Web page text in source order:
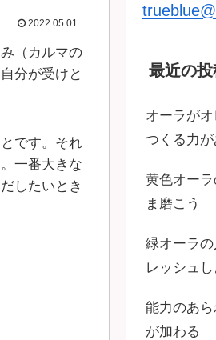
2022.05.01
（カルマの
分が受けと
です。それ
一番大きな
したいとき
最近の投
オーラが
つくる力が
黄色オー
ま磨こう
緑オーラ
レッシュし
能力のあ
が加わる